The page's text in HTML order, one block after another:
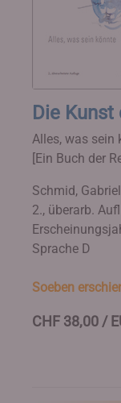
Die
Alles, was sein
[Ein Buch der
Schmid,
2., überarb.
Sprache D
Soeben
CHF 38,00 /